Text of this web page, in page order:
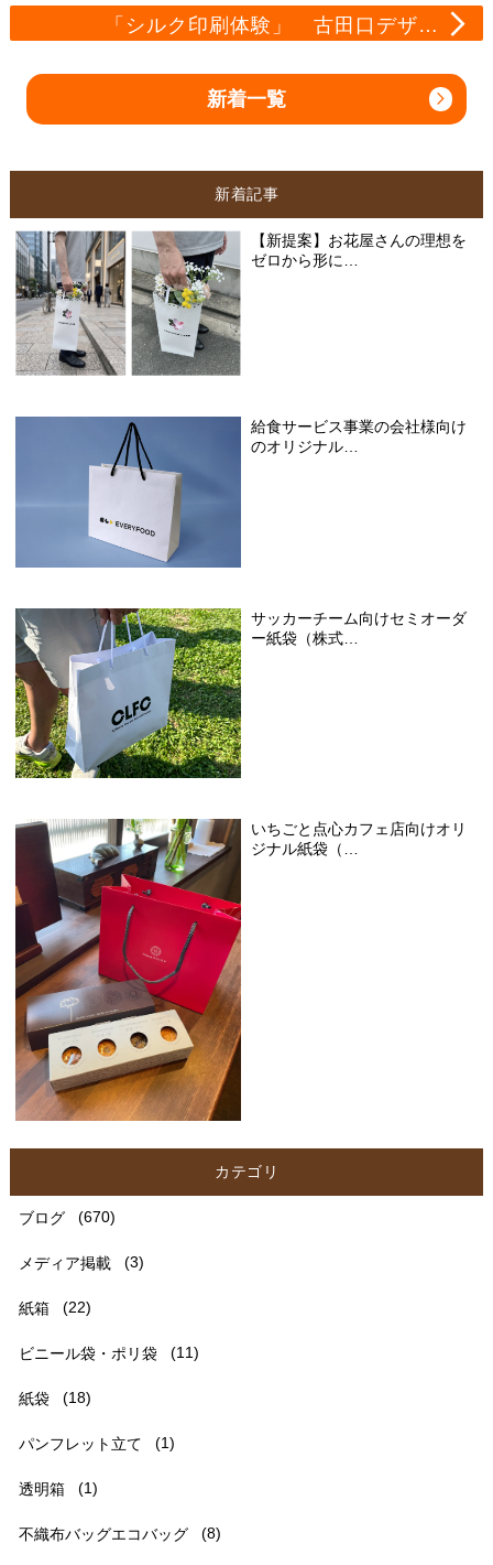
「シルク印刷体験」 古田口デザ…
新着一覧
新着記事
【新提案】お花屋さんの理想を
ゼロから形に…
給食サービス事業の会社様向け
のオリジナル…
サッカーチーム向けセミオーダ
ー紙袋（株式…
いちごと点心カフェ店向けオリ
ジナル紙袋（…
カテゴリ
ブログ (670)
メディア掲載 (3)
紙箱 (22)
ビニール袋・ポリ袋 (11)
紙袋 (18)
パンフレット立て (1)
透明箱 (1)
不織布バッグエコバッグ (8)